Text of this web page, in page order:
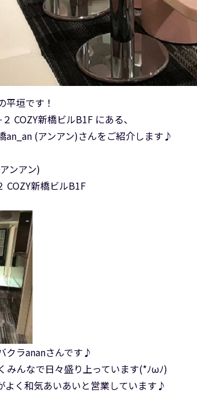
平垣です！
COZY新橋ビルB1F にある、
an_an (アンアン)さんをご紹介します♪
ンアン)
COZY新橋ビルB1F
クラananさんです♪
みんなで日々盛り上っています(*ﾉωﾉ)
よく和気あいあいと営業しています♪